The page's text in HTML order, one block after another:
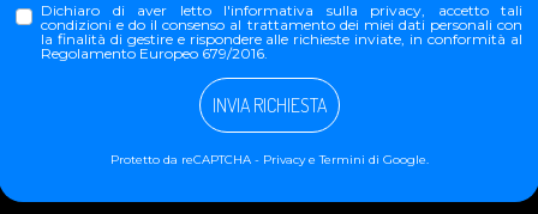
Dichiaro di aver letto l'informativa sulla privacy, accetto tali
condizioni e do il consenso al trattamento dei miei dati personali con
la finalità di gestire e rispondere alle richieste inviate, in conformità al
Regolamento Europeo 679/2016.
INVIA RICHIESTA
Protetto da reCAPTCHA - PrivacyeTermini di Google.